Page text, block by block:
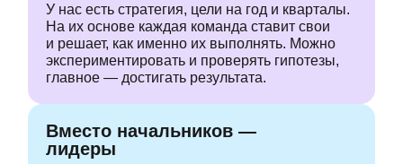
У нас есть стратегия, цели на год и кварталы.
На их основе каждая команда ставит свои
и решает, как именно их выполнять. Можно
экспериментировать и проверять гипотезы,
главное — достигать результата.
Вместо начальников —
лидеры